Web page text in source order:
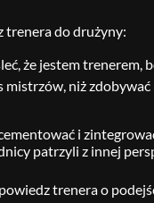
trenera do drużyny:
że jestem
mistrzów, niż
i
patrzyli z innej
trenera o